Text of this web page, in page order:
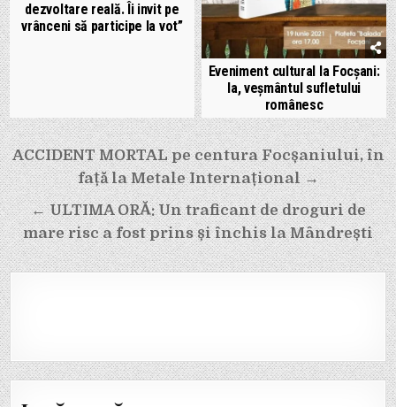
dezvoltare reală. Îi invit pe
vrânceni să participe la vot”
Eveniment cultural la Focșani:
Ia, veșmântul sufletului
românesc
Navigare
în
articole
ACCIDENT MORTAL pe centura Focșaniului, în
față la Metale Internațional →
← ULTIMA ORĂ: Un traficant de droguri de
mare risc a fost prins și închis la Mândrești